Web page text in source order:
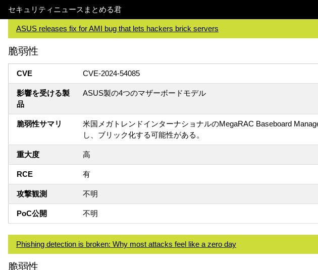
セキュリティニュースまとめる君
ASUS releases fix for AMI bug that lets hackers brick servers
脆弱性
CVE CVE-2024-54085
影響を受ける製
品
ASUS製の4つのマザーボードモデル
脆弱性サマリ
米国メガトレンドインターナショナルのMegaRAC Baseboard
し、ブリック化する可能性がある。
重大度 高
RCE 有
攻撃観測 不明
PoC公開 不明
Phishing detection is broken: Why most attacks feel like a zero day
脆弱性